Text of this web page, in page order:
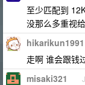
至少匹配到
没那么多重视给
hikarikun1991
走啊 谁会跟钱
misaki321